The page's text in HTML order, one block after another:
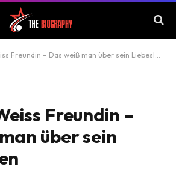
Freundin – Das weiß man über sein Liebesleben
Freundin –
über sein